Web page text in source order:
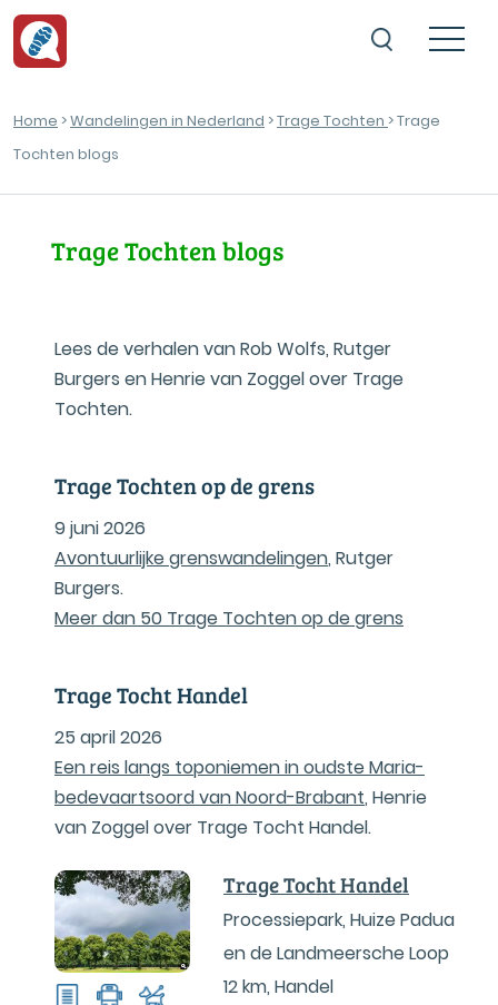
Home >Wandelingen in Nederland >Trage Tochten > Trage
Tochten blogs
Trage Tochten blogs
Lees de verhalen van Rob Wolfs, Rutger
Burgers en Henrie van Zoggel over Trage
Tochten.
Trage Tochten op de grens
9 juni 2026
Avontuurlijke grenswandelingen, Rutger
Burgers.
Meer dan 50 Trage Tochten op de grens
Trage Tocht Handel
25 april 2026
Een reis langs toponiemen in oudste Maria-
bedevaartsoord van Noord-Brabant, Henrie
van Zoggel over Trage Tocht Handel.
Trage Tocht Handel
Processiepark, Huize Padua
en de Landmeersche Loop
12 km, Handel